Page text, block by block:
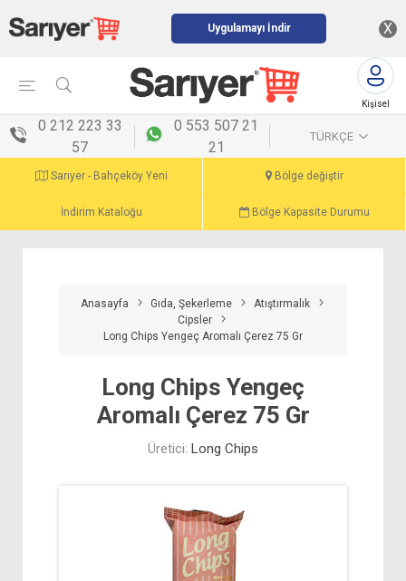
Uygulamayı İndir X
Kişisel
0 212 223 33
57
0 553 507 21
21
TÜRKÇE
Sarıyer - Bahçeköy Yeni Bölge değiştir
İndirim Kataloğu Bölge Kapasite Durumu
Anasayfa Gıda, Şekerleme
Atıştırmalık
Cipsler
Long Chips Yengeç Aromalı Çerez 75 Gr
Long Chips Yengeç
Aromalı Çerez 75 Gr
Üretici: Long Chips